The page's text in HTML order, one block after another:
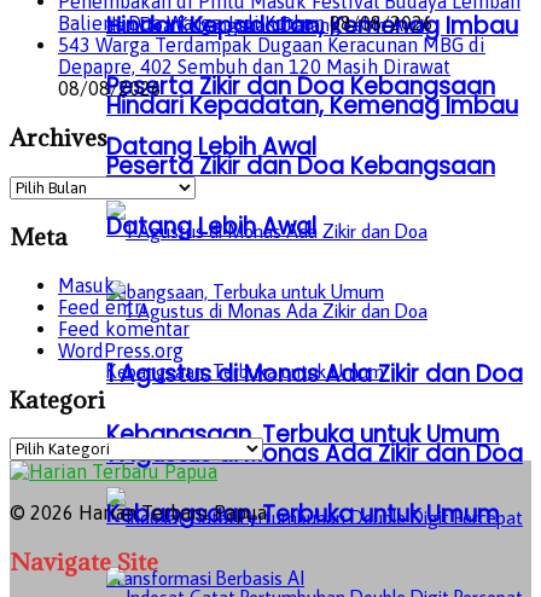
Hindari Kepadatan, Kemenag Imbau
Peserta Zikir dan Doa Kebangsaan
Datang Lebih Awal
1 Agustus di Monas Ada Zikir dan Doa
Kebangsaan, Terbuka untuk Umum
Hindari Kepadatan, Kemenag Imbau
Peserta Zikir dan Doa Kebangsaan
Datang Lebih Awal
1 Agustus di Monas Ada Zikir dan Doa
Kebangsaan, Terbuka untuk Umum
Baliem, Dua Warga Jadi Korban 08/08/2026
543 Warga Terdampak Dugaan Keracunan MBG di
Depapre, 402 Sembuh dan 120 Masih Dirawat
08/08/2026
Archives
Archives
Meta
Masuk
Feed entri
Feed komentar
WordPress.org
Kategori
Kategori
© 2026 Harian Terbaru Papua
Navigate Site